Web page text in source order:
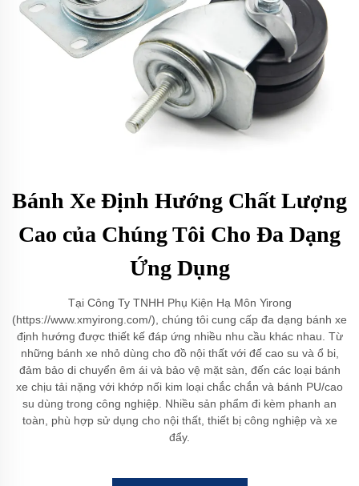
Bánh Xe Định Hướng Chất Lượng
Cao của Chúng Tôi Cho Đa Dạng
Ứng Dụng
Tại Công Ty TNHH Phụ Kiện Hạ Môn Yirong
(https://www.xmyirong.com/), chúng tôi cung cấp đa dạng bánh xe
định hướng được thiết kế đáp ứng nhiều nhu cầu khác nhau. Từ
những bánh xe nhỏ dùng cho đồ nội thất với đế cao su và ổ bi,
đảm bảo di chuyển êm ái và bảo vệ mặt sàn, đến các loại bánh
xe chịu tải nặng với khớp nối kim loại chắc chắn và bánh PU/cao
su dùng trong công nghiệp. Nhiều sản phẩm đi kèm phanh an
toàn, phù hợp sử dụng cho nội thất, thiết bị công nghiệp và xe
đẩy.